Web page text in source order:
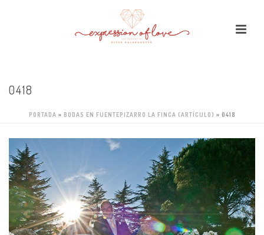
0418
PORTADA » BODAS EN FUENTEPIZARRO LA FINCA (ARTÍCULO) » 0418